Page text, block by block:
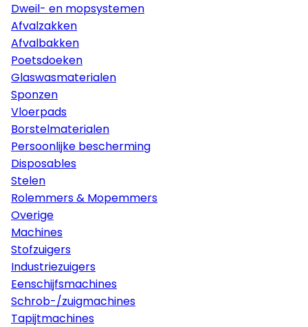
Dweil- en mopsystemen
Afvalzakken
Afvalbakken
Poetsdoeken
Glaswasmaterialen
Sponzen
Vloerpads
Borstelmaterialen
Persoonlijke bescherming
Disposables
Stelen
Rolemmers & Mopemmers
Overige
Machines
Stofzuigers
Industriezuigers
Eenschijfsmachines
Schrob-/zuigmachines
Tapijtmachines